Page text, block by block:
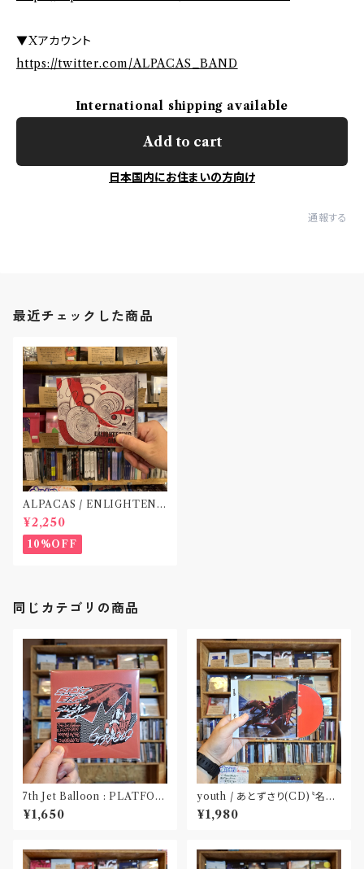
▼Xアカウント
https://twitter.com/ALPACAS_BAND
International shipping available
Add to cart
日本国内にお住まいの方向け
通報する
最近チェックした商品
ALPACAS / ENLIGHTENI
NG(CD)〝高知〟
¥2,250
10%OFF
同じカテゴリの商品
7th Jet Balloon : PLATFOR
M SPLIT EP(CD)〝長野〟×
〝大阪〟
¥1,650
youth / あとずさり(CD)〝名古
屋〟
¥1,980